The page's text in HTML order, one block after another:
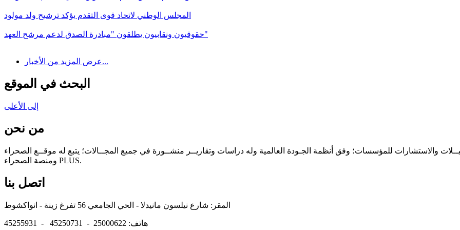
المجلس الوطني لاتحاد قوى التقدم يؤكد ترشيح ولد مولود
حقوقيون ونقابيون يطلقون "مبادرة الصدق لدعم مرشح العهد"
عرض المزيد من الأخبار...
البحث في الموقع
إلى الأعلى
من نحن
والاستشارات للمؤسسات؛ وفق أنظمة الجـودة العالمية وله دراسات وتقاريــر منشــورة في جميع المجــالات؛ يتبع له موقــع الصحراء
ومنصة الصحراء PLUS.
اتصل بنا
هاتف: 25000622 - 45250731 - 45255931